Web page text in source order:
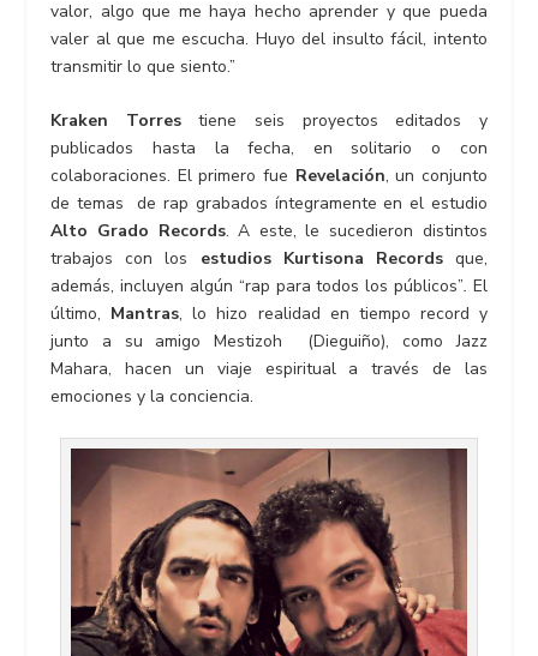
valor, algo que me haya hecho aprender y que pueda
valer al que me escucha. Huyo del insulto fácil, intento
transmitir lo que siento.”
Kraken Torrestiene seis proyectos editados y
publicados hasta la fecha, en solitario o con
colaboraciones. El primero fue Revelación, un conjunto
de temas de rap grabados íntegramente en el estudio
Alto Grado Records. A este, le sucedieron distintos
trabajos con los estudios Kurtisona Recordsque,
además, incluyen algún “rap para todos los públicos”. El
último, Mantras, lo hizo realidad en tiempo record y
junto a su amigo Mestizoh (Dieguiño), como Jazz
Mahara, hacen un viaje espiritual a través de las
emociones y la conciencia.